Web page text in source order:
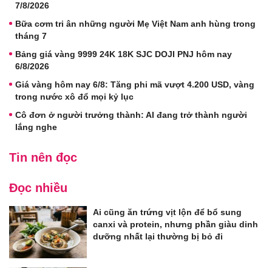
7/8/2026
Bữa cơm tri ân những người Mẹ Việt Nam anh hùng trong
tháng 7
Bảng giá vàng 9999 24K 18K SJC DOJI PNJ hôm nay
6/8/2026
Giá vàng hôm nay 6/8: Tăng phi mã vượt 4.200 USD, vàng
trong nước xô đổ mọi kỷ lục
Cô đơn ở người trưởng thành: AI đang trở thành người
lắng nghe
Tin nên đọc
Đọc nhiều
Ai cũng ăn trứng vịt lộn để bổ sung
canxi và protein, nhưng phần giàu dinh
dưỡng nhất lại thường bị bỏ đi